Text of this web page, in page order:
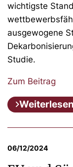
wichtigste
ausgewogene
Studie.
Zum Beitrag
Weiterlesen
06/12/2024